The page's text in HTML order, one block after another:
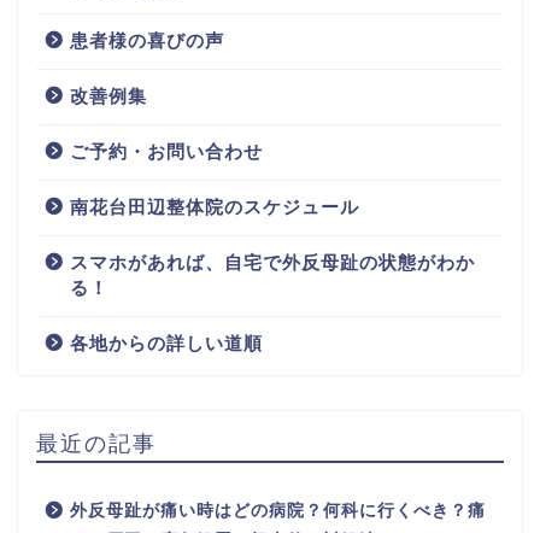
患者様の喜びの声
改善例集
ご予約・お問い合わせ
南花台田辺整体院のスケジュール
スマホがあれば、自宅で外反母趾の状態がわか
る！
各地からの詳しい道順
最近の記事
外反母趾が痛い時はどの病院？何科に行くべき？痛